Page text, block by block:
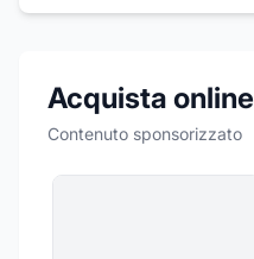
Acquista online
Contenuto sponsorizzato